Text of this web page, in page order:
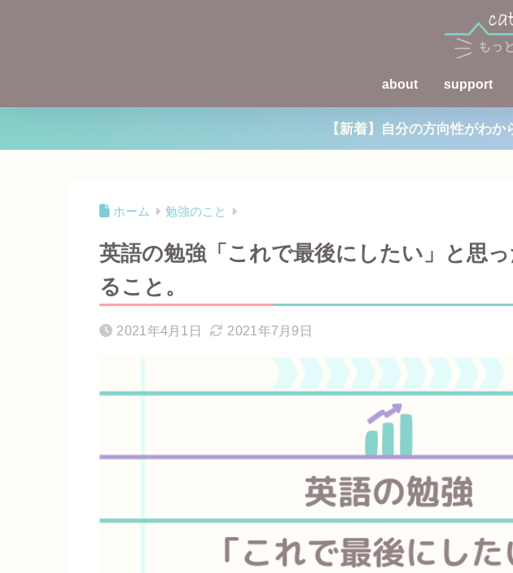
about support
【新着】自分の方向性がわ
ホーム 勉強のこと
英語の勉強「これで最後にしたい」と思
ること。
2021年4月1日 2021年7月9日